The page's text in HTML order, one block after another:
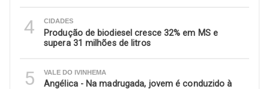
4 CIDADES
Produção de biodiesel cresce 32% em MS e
supera 31 milhões de litros
5 VALE DO IVINHEMA
Angélica - Na madrugada, jovem é conduzido à